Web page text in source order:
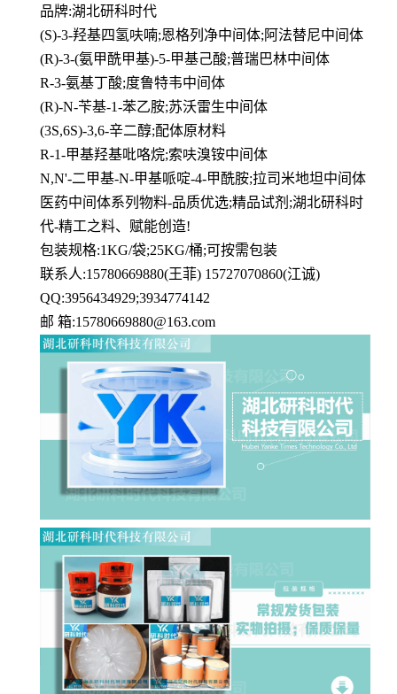
品牌:湖北研科时代
(S)-3-羟基四氢呋喃;恩格列净中间体;阿法替尼中间体
(R)-3-(氨甲酰甲基)-5-甲基己酸;普瑞巴林中间体
R-3-氨基丁酸;度鲁特韦中间体
(R)-N-苄基-1-苯乙胺;苏沃雷生中间体
(3S,6S)-3,6-辛二醇;配体原材料
R-1-甲基羟基吡咯烷;索呋溴铵中间体
N,N'-二甲基-N-甲基哌啶-4-甲酰胺;拉司米地坦中间体
医药中间体系列物料-品质优选;精品试剂;湖北研科时
代-精工之料、赋能创造!
包装规格:1KG/袋;25KG/桶;可按需包装
联系人:15780669880(王菲) 15727070860(江诚)
QQ:3956434929;3934774142
邮 箱:15780669880@163.com